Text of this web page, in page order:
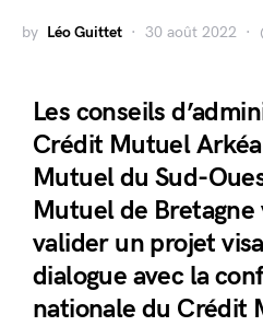
by Léo Guittet 30 août 2022
Les conseils
Crédit Mutuel
Mutuel du Sud-
Mutuel de
valider un projet
dialogue avec la
nationale du Crédit